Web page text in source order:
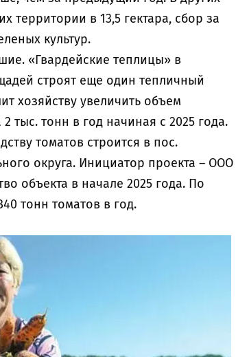
территории в 13,5 гектара, сбор за
культур.
«Гвардейские теплицы» в
строят еще один тепличный
хозяйству увеличить объем
тыс. тонн в год начиная c 2025 года.
томатов строится в пос.
округа. Инициатор проекта – ООО
объекта в начале 2025 года. По
тонн томатов в год.